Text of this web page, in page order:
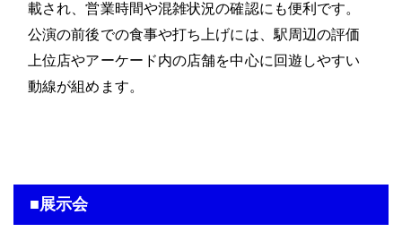
載され、営業時間や混雑状況の確認にも便利です。
公演の前後での食事や打ち上げには、駅周辺の評価
上位店やアーケード内の店舗を中心に回遊しやすい
動線が組めます。
■展示会